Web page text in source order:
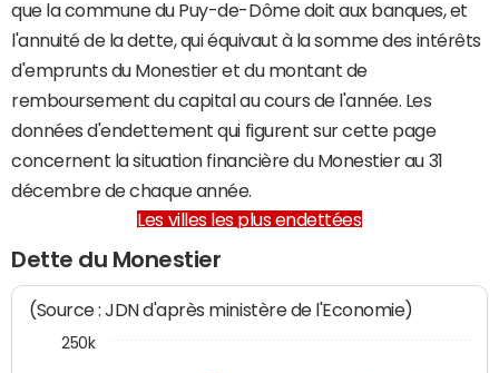
que la commune du Puy-de-Dôme doit aux banques, et
l'annuité de la dette, qui équivaut à la somme des intérêts
d'emprunts du Monestier et du montant de
remboursement du capital au cours de l'année. Les
données d'endettement qui figurent sur cette page
concernent la situation financière du Monestier au 31
décembre de chaque année.
Les villes les plus endettées
Dette du Monestier
(Source : JDN d'après ministère de l'Economie)
250k